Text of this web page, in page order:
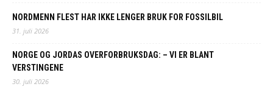
NORDMENN FLEST HAR IKKE LENGER BRUK FOR FOSSILBIL
31. juli 2026
NORGE OG JORDAS OVERFORBRUKSDAG: – VI ER BLANT
VERSTINGENE
30. juli 2026